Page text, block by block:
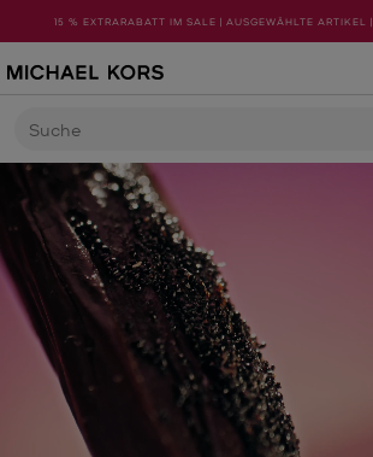
15 % EXTRARABATT IM SALE | AUSGEWÄHLTE ARTIKEL |
Suche